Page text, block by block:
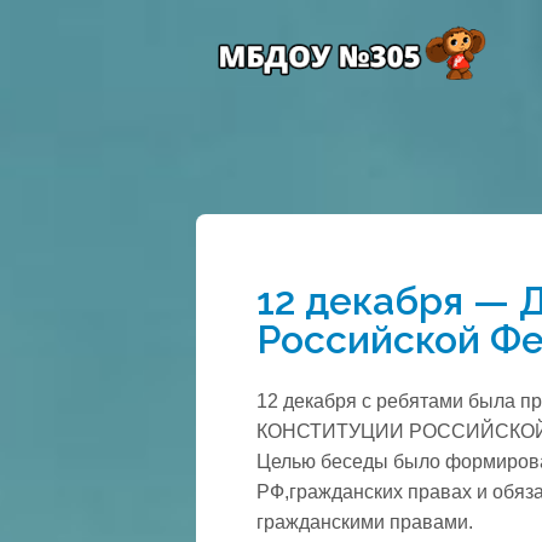
12 декабря —
Российской
12 декабря с ребятами была
КОНСТИТУЦИИ
Целью беседы было
РФ,гражданских правах и
гражданскими правами.